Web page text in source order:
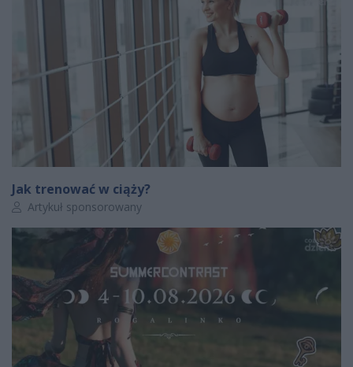
Jak trenować w ciąży?
Autor artykułu:
Artykuł sponsorowany